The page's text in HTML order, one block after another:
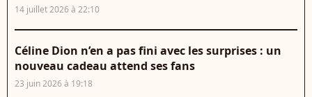
14 juillet 2026 à 22:10
Céline Dion n’en a pas fini avec les surprises : un
nouveau cadeau attend ses fans
23 juin 2026 à 19:18